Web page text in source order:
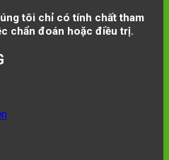
tôi chỉ có tính chất tham
chẩn đoán hoặc điều trị.